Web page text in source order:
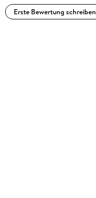
Erste Bewertung schreiben